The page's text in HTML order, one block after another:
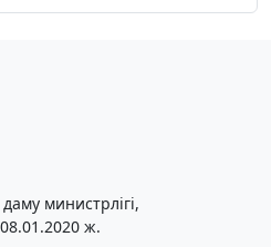
министрлігі,
08.01.2020 ж.